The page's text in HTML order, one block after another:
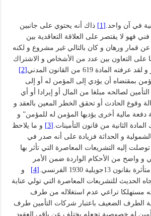
في آن واحد. [1]
ذاك أنه يحتوي على جانبين
فهو لا يقتصر على العلاقة التعاقدية بين
عن قمار ورهان و كان بالتالي غير مشروع و لكنه
على التعاون بين عدد من الأشخاص و الاشتراك
619 من القانون المدني
[2]
بمقتضاه أن يؤدي إلى المؤمن له أو إلى
لصالحه مبلغا من المال أو إيرادا أو أي
وقوع الحادث أو تحقق الخطر المعين بالعقد و
مالية أخرى يؤديها المؤمن له للمؤمن” و
الثانية من قانون التأمينات. [3]
و ما يلاحظ
و الحداثة فزيادة على أنه صدر في
توصلت إليه التشريعات المعاصرة التي تأثر بها
و واضح من الأحكام الواردة ضمن الأمر
13جويلية 1930 الفرنسي.
[4]
و
الحديث للتشريعات المعاصرة التي تولي عناية
مستهلكا تراعي عدم استغلاله من طرف
الطرف الضعيف باعتبار شركات التأمين طرف
له خصوصية تجعله يختلف عن باقي العقود